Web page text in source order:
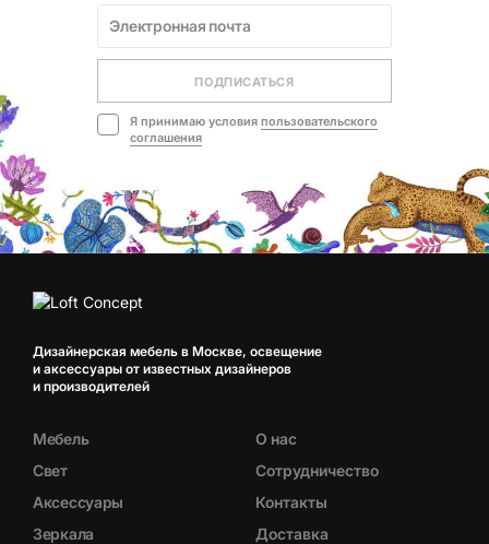
ПОДПИСАТЬСЯ
Я принимаю условия пользовательского
соглашения
Дизайнерская мебель в Москве, освещение
и аксессуары от известных дизайнеров
и производителей
Мебель
Свет
Аксессуары
Зеркала
О нас
Сотрудничество
Контакты
Доставка